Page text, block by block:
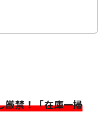
厳禁！「在庫一掃